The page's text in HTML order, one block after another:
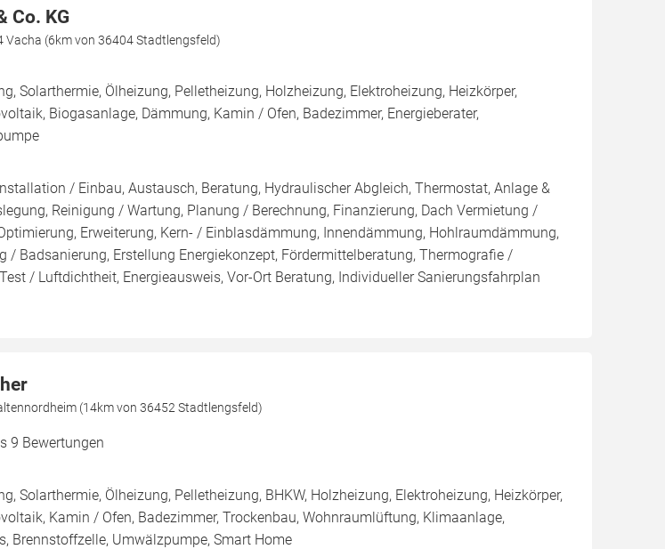
Co. KG
(6km von 36404 Stadtlengsfeld)
Solarthermie, Ölheizung, Pelletheizung, Holzheizung, Elektroheizung, Heizkörper,
Biogasanlage, Dämmung, Kamin / Ofen, Badezimmer, Energieberater,
/ Einbau, Austausch, Beratung, Hydraulischer Abgleich, Thermostat, Anlage &
Reinigung / Wartung, Planung / Berechnung, Finanzierung, Dach Vermietung /
Erweiterung, Kern- / Einblasdämmung, Innendämmung, Hohlraumdämmung,
/ Badsanierung, Erstellung Energiekonzept, Fördermittelberatung, Thermografie /
/ Luftdichtheit, Energieausweis, Vor-Ort Beratung, Individueller Sanierungsfahrplan
(14km von 36452 Stadtlengsfeld)
9 Bewertungen
Solarthermie, Ölheizung, Pelletheizung, BHKW, Holzheizung, Elektroheizung, Heizkörper,
Kamin / Ofen, Badezimmer, Trockenbau, Wohnraumlüftung, Klimaanlage,
Brennstoffzelle, Umwälzpumpe, Smart Home